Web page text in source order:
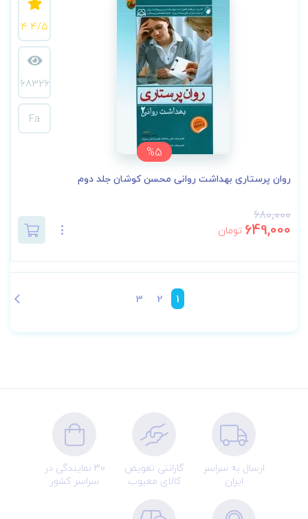
%5
4.4/5
68326
Fa
روان پرستاری بهداشت روانی محسن کوشان جلد دوم
680,000
649,000 تومان
1
2
3
ارسال به سراسر
ایران
گارانتی تعویض
کالای معیوب
30 نمایندگی در
سراسر کشور